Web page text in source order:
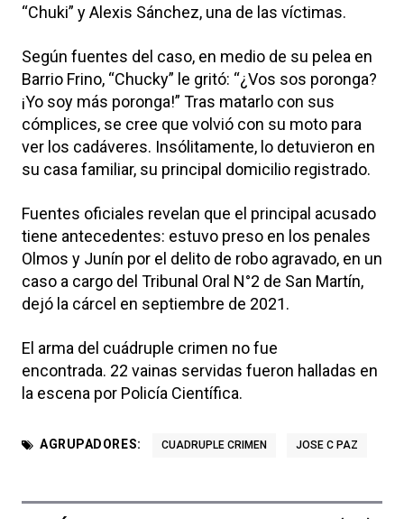
“Chuki” y Alexis Sánchez, una de las víctimas.
Según fuentes del caso, en medio de su pelea en
Barrio Frino, “Chucky” le gritó: “¿Vos sos poronga?
¡Yo soy más poronga!” Tras matarlo con sus
cómplices, se cree que volvió con su moto para
ver los cadáveres. Insólitamente, lo detuvieron en
su casa familiar, su principal domicilio registrado.
Fuentes oficiales revelan que el principal acusado
tiene antecedentes: estuvo preso en los penales
Olmos y Junín por el delito de robo agravado, en un
caso a cargo del Tribunal Oral N°2 de San Martín,
dejó la cárcel en septiembre de 2021.
El arma del cuádruple crimen no fue
encontrada. 22 vainas servidas fueron halladas en
la escena por Policía Científica.
AGRUPADORES: CUADRUPLE CRIMEN JOSE C PAZ